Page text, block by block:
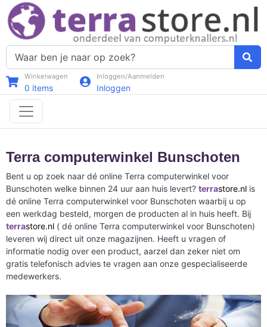
Winkelwagen
0 items
Inloggen/Aanmelden
Inloggen
Terra computerwinkel Bunschoten
Bent u op zoek naar dé online Terra computerwinkel voor
Bunschoten welke binnen 24 uur aan huis levert? terrastore.nl is
dé online Terra computerwinkel voor Bunschoten waarbij u op
een werkdag besteld, morgen de producten al in huis heeft. Bij
terrastore.nl ( dé online Terra computerwinkel voor Bunschoten)
leveren wij direct uit onze magazijnen. Heeft u vragen of
informatie nodig over een product, aarzel dan zeker niet om
gratis telefonisch advies te vragen aan onze gespecialiseerde
medewerkers.